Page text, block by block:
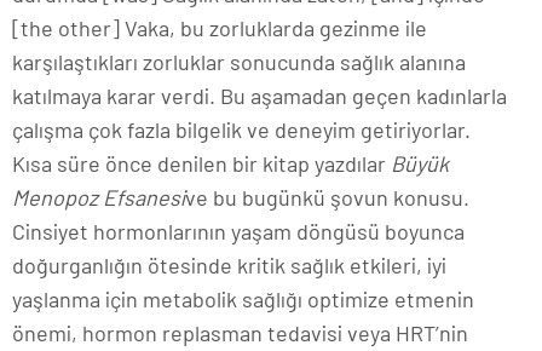
[the other] Vaka, bu zorluklarda gezinme ile
karşılaştıkları zorluklar sonucunda sağlık alanına
katılmaya karar verdi. Bu aşamadan geçen kadınlarla
çalışma çok fazla bilgelik ve deneyim getiriyorlar.
Kısa süre önce denilen bir kitap yazdılar Büyük
Menopoz Efsanesive bu bugünkü şovun konusu.
Cinsiyet hormonlarının yaşam döngüsü boyunca
doğurganlığın ötesinde kritik sağlık etkileri, iyi
yaşlanma için metabolik sağlığı optimize etmenin
önemi, hormon replasman tedavisi veya HRT’nin